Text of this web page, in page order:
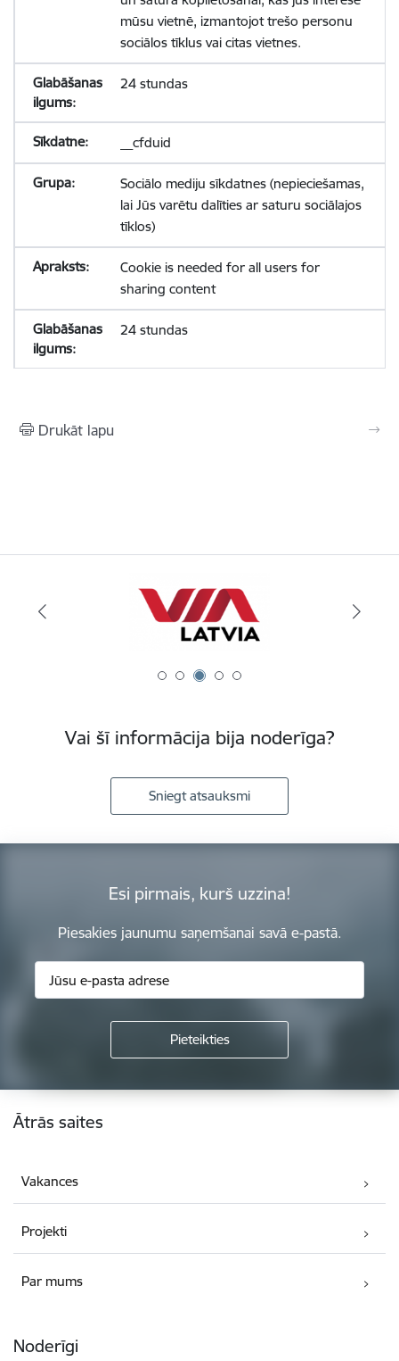
mūsu vietnē, izmantojot trešo personu
sociālos tīklus vai citas vietnes.
24 stundas
__cfduid
Sociālo mediju sīkdatnes (nepieciešamas,
lai Jūs varētu dalīties ar saturu sociālajos
tīklos)
Cookie is needed for all users for
sharing content
24 stundas
Drukāt lapu
Vai šī informācija bija noderīga?
Sniegt atsauksmi
Esi pirmais, kurš uzzina!
Piesakies jaunumu saņemšanai savā e-pastā.
Kājene
Ātrās saites
Vakances
Projekti
Par mums
Noderīgi